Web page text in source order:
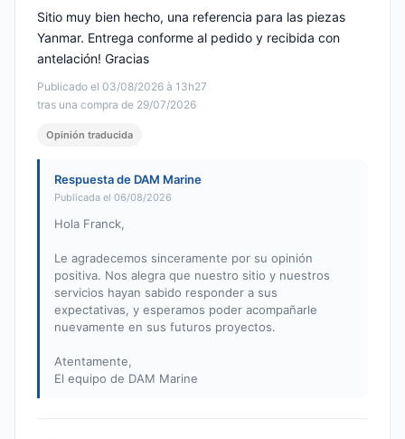
Publicado el 03/08/2026 à 13h27
tras una compra de 29/07/2026
Sitio muy bien hecho, una referencia para las piezas
Yanmar. Entrega conforme al pedido y recibida con
antelación! Gracias
Opinión traducida
Respuesta de DAM Marine
Publicada el 06/08/2026
Hola Franck,
Le agradecemos sinceramente por su opinión
positiva. Nos alegra que nuestro sitio y nuestros
servicios hayan sabido responder a sus
expectativas, y esperamos poder acompañarle
nuevamente en sus futuros proyectos.
Atentamente,
El equipo de DAM Marine